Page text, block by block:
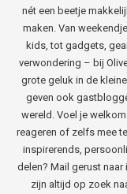
nét een beetje
maken. Van
kids, tot gadgets,
verwondering – bij
grote geluk in de
geven ook
wereld. Voel je
reageren of zelfs mee
inspirerends,
delen? Mail gerust
zijn altijd op zoek